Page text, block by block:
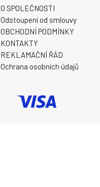
O SPOLEČNOSTI
Odstoupení od smlouvy
OBCHODNÍ PODMÍNKY
KONTAKTY
REKLAMAČNÍ ŘÁD
Ochrana osobních údajů